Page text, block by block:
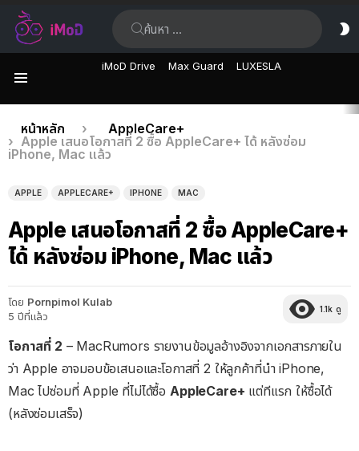
iMoD Drive Max Guard LUXESLA
เรื่อง
ล่าสุด
คุณอยู่ที่นี่:
หน้าหลัก
AppleCare+
Apple เสนอโอกาสที่ 2 ซื้อ AppleCare+ ได้ หลังซ่อม
iPhone, Mac แล้ว
APPLE APPLECARE+ IPHONE MAC
Apple เสนอโอกาสที่ 2 ซื้อ AppleCare+
ได้ หลังซ่อม iPhone, Mac แล้ว
โดย Pornpimol Kulab
5 ปีที่แล้ว
1.1k ดู
โอกาสที่ 2 – MacRumors รายงานข้อมูลอ้างอิงจากเอกสารภายใน
ว่า Apple อาจมอบข้อเสนอและโอกาสที่ 2 ให้ลูกค้าที่นำ iPhone,
Mac ไปซ่อมที่ Apple ที่ไม่ได้ซื้อ AppleCare+ แต่ทีแรก ให้ซื้อได้
(หลังซ่อมเสร็จ)